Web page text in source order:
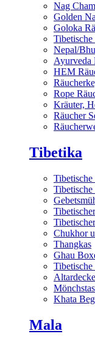
Nag
Golden
Goloka
Tibetische
Nepal/
Ayurveda
HEM
Rope
Kräuter,
Räucher
Tibetika
Tibetische
Tibetische
Chukhor
Thangkas
Ghau
Khata
Mala